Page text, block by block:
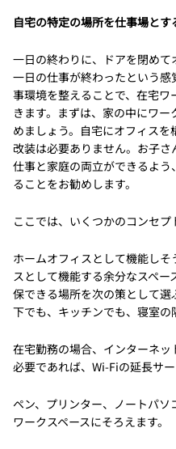
自宅の特定の場所を仕事場とす
一日の終わりに、ドアを閉めて
一日の仕事が終わったという
事環境を整えることで、在宅
きます。まずは、家の中にワ
めましょう。自宅にオフィス
改装は必要ありません。お子さ
仕事と家庭の両立ができるよ
ることをお勧めします。
ここでは、いくつかのコンセプ
ホームオフィスとして機能しそ
スとして機能する余分なスペ
保できる場所を次の策として
下でも、キッチンでも、寝室の
在宅勤務の場合、インターネッ
必要であれば、Wi-Fiの延長サー
ペン、プリンター、ノートパ
ワークスペースにそろえます。